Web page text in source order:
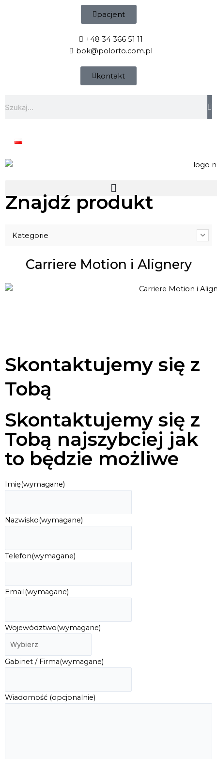
pacjent
+48 34 366 51 11
bok@polorto.com.pl
kontakt
Znajdź produkt
Kategorie
Carriere Motion i Alignery
Skontaktujemy się z
Tobą
Skontaktujemy się z
Tobą najszybciej jak
to będzie możliwe
Imię(wymagane)
Nazwisko(wymagane)
Telefon(wymagane)
Email(wymagane)
Województwo(wymagane)
Gabinet / Firma(wymagane)
Wiadomość (opcjonalnie)